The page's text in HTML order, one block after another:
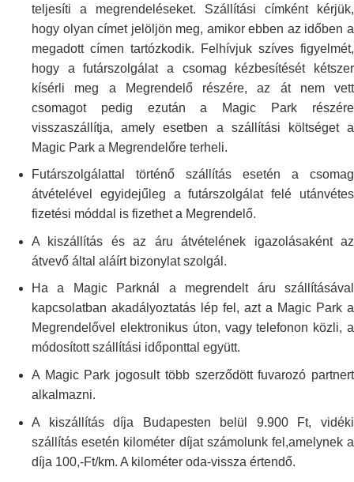
teljesíti a megrendeléseket. Szállítási címként kérjük,
hogy olyan címet jelöljön meg, amikor ebben az időben a
megadott címen tartózkodik. Felhívjuk szíves figyelmét,
hogy a futárszolgálat a csomag kézbesítését kétszer
kísérli meg a Megrendelő részére, az át nem vett
csomagot pedig ezután a Magic Park részére
visszaszállítja, amely esetben a szállítási költséget a
Magic Park a Megrendelőre terheli.
Futárszolgálattal történő szállítás esetén a csomag
átvételével
egyidejűleg a futárszolgálat felé utánvétes
fizetési móddal is fizethet a Megrendelő.
A kiszállítás és az áru átvételének igazolásaként az
átvevő által aláírtbizonylat szolgál.
Ha a Magic Parknál a megrendelt áru szállításával
kapcsolatban akadályoztatás lép fel, azt a Magic Park a
Megrendelővel elektronikus úton, vagy telefonon közli, a
módosított szállítási időponttal együtt.
A Magic Park jogosult több szerződött fuvarozó partnert
alkalmazni.
A kiszállítás díja Budapesten belül 9.900 Ft, vidéki
szállítás esetén kilométer díjat számolunk fel,amelynek a
díja 100,-Ft/km. A kilométer oda-vissza értendő.